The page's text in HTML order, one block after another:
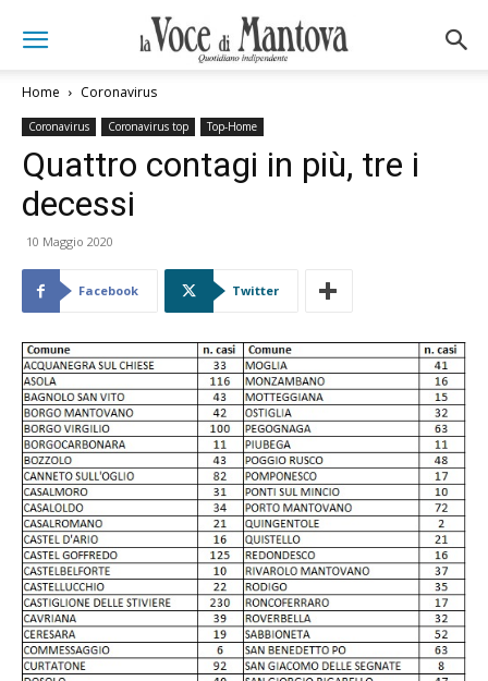
Home Coronavirus
Coronavirus Coronavirus top Top-Home
Quattro contagi in più, tre i
decessi
10 Maggio 2020
Facebook Twitter